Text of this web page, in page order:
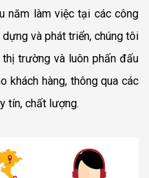
năm làm việc tại các công
và phát triển, chúng tôi
thị trường và luôn phấn đấu
khách hàng, thông qua các
tín, chất lượng.